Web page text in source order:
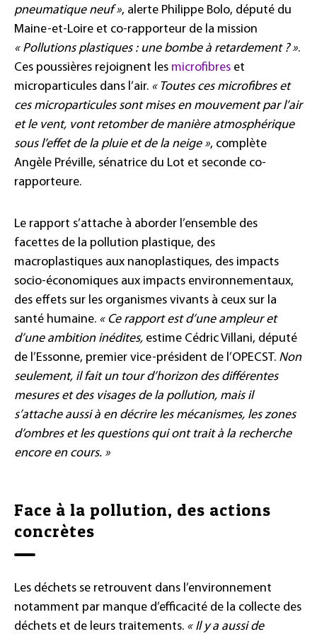
pneumatique neuf », alerte Philippe Bolo, député du
Maine-et-Loire et co-rapporteur de la mission
« Pollutions plastiques : une bombe à retardement ? ».
Ces poussières rejoignent les microfibres et
microparticules dans l’air. « Toutes ces microfibres et
ces microparticules sont mises en mouvement par l’air
et le vent, vont retomber de manière atmosphérique
sous l’effet de la pluie et de la neige », complète
Angèle Préville, sénatrice du Lot et seconde co-
rapporteure.
Le rapport s’attache à aborder l’ensemble des
facettes de la pollution plastique, des
macroplastiques aux nanoplastiques, des impacts
socio-économiques aux impacts environnementaux,
des effets sur les organismes vivants à ceux sur la
santé humaine. « Ce rapport est d’une ampleur et
d’une ambition inédites, estime Cédric Villani, député
de l’Essonne, premier vice-président de l’OPECST. Non
seulement, il fait un tour d’horizon des différentes
mesures et des visages de la pollution, mais il
s’attache aussi à en décrire les mécanismes, les zones
d’ombres et les questions qui ont trait à la recherche
encore en cours. »
Face à la pollution, des actions
concrètes
Les déchets se retrouvent dans l’environnement
notamment par manque d’efficacité de la collecte des
déchets et de leurs traitements. « Il y a aussi de